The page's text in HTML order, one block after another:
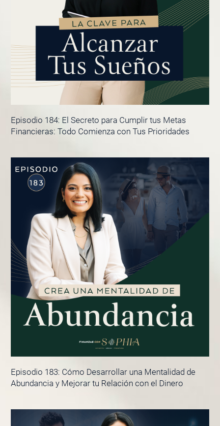
Episodio 184: El Secreto para Cumplir tus Metas
Financieras: Todo Comienza con Tus Prioridades
Episodio 183: Cómo Desarrollar una Mentalidad de
Abundancia y Mejorar tu Relación con el Dinero